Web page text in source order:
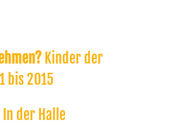
Kinder der
bis 2015
In der Halle